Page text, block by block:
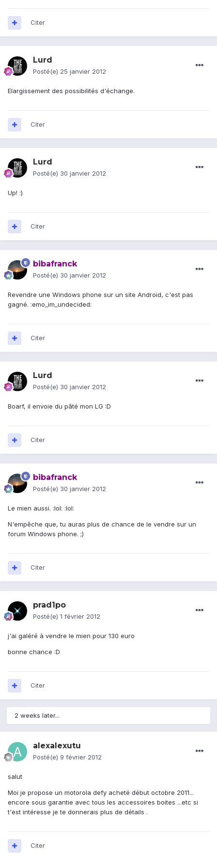
Citer
Lurd
Posté(e) 25 janvier 2012
Elargissement des possibilités d'échange.
Citer
Lurd
Posté(e) 30 janvier 2012
Up! :)
Citer
bibafranck
Posté(e) 30 janvier 2012
Revendre une Windows phone sur un site Android, c'est pas
gagné. :emo_im_undecided:
Citer
Lurd
Posté(e) 30 janvier 2012
Boarf, il envoie du pâté mon LG :D
Citer
bibafranck
Posté(e) 30 janvier 2012
Le mien aussi. :lol: :lol:
N'empêche que, tu auras plus de chance de le vendre sur un
forum Windows phone. ;)
Citer
prad1po
Posté(e) 1 février 2012
j'ai galéré à vendre le mien pour 130 euro
bonne chance :D
Citer
2 weeks later...
alexalexutu
Posté(e) 9 février 2012
salut
Moi je propose un motorola defy acheté début octobre 2011...
encore sous garantie avec tous les accessoires boites ...etc si
t'est intéresse je te donnerais plus de détails .
Citer